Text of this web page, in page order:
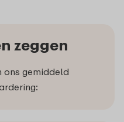
zeggen
ons gemiddeld